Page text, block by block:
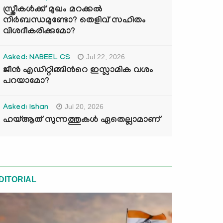
സ്ത്രീകൾക്ക് മുഖം മറക്കൽ
നിർബന്ധമുണ്ടോ? തെളിവ് സഹിതം
വിശദീകരിക്കുമോ?
Asked: NABEEL CS Jul 22, 2026
ജീൻ എഡിറ്റിങ്ങിന്‍റെ ഇസ്ലാമിക വശം
പറയാമോ?
Asked: Ishan Jul 20, 2026
ഹയ്ആത് സുന്നത്തുകൾ ഏതെല്ലാമാണ്